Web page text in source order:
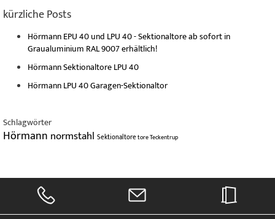
kürzliche Posts
Hörmann EPU 40 und LPU 40 - Sektionaltore ab sofort in
Graualuminium RAL 9007 erhältlich!
Hörmann Sektionaltore LPU 40
Hörmann LPU 40 Garagen-Sektionaltor
Schlagwörter
Hörmann normstahl SektionaltoretoreTeckentrup